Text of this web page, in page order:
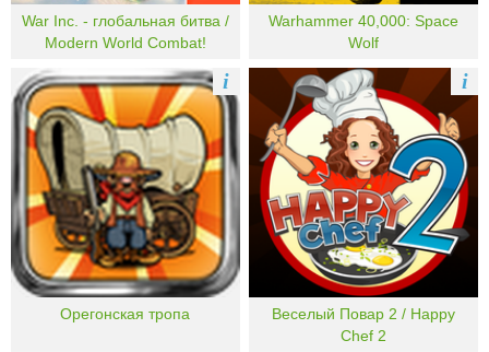
War Inc. - глобальная битва /
Modern World Combat!
Warhammer 40,000: Space
Wolf
Орегонская тропа
i
Веселый Повар 2 / Happy
Chef 2
i